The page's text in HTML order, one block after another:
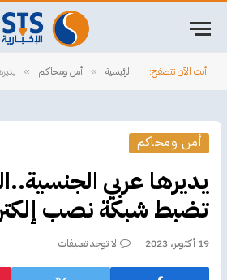
أنت الآن تتصفح: الرئيسية » أمن ومحاكم »
أمن ومحاكم
يديرها عربي
تضبط شبكة نصب
19 أكتوبر، 2023 لا توجد تعليقات